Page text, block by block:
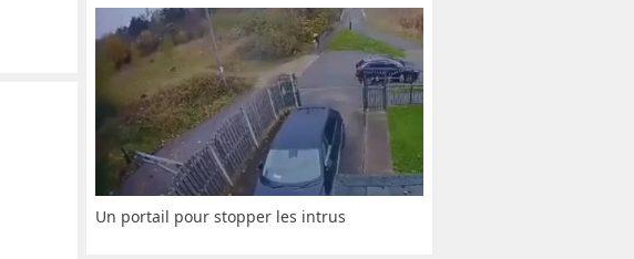
Un portail pour stopper les intrus